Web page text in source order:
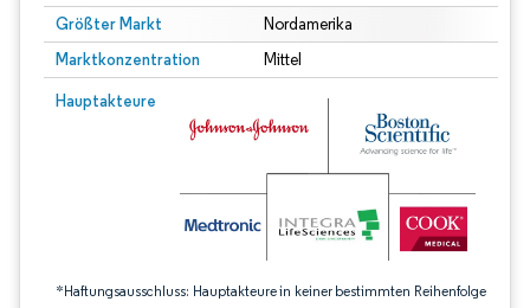
Größter Markt Nordamerika
Marktkonzentration Mittel
Hauptakteure
*Haftungsausschluss: Hauptakteure in keiner bestimmten Reihenfolge
Bild © Mordor Intelligence. Wiederverwendung erfordert Namensnennung